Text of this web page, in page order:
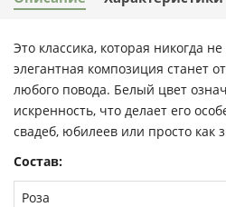
Это классика, которая никогда
элегантная композиция станет
любого повода. Белый цвет
искренность, что делает его
свадеб, юбилеев или просто как
Состав:
Роза